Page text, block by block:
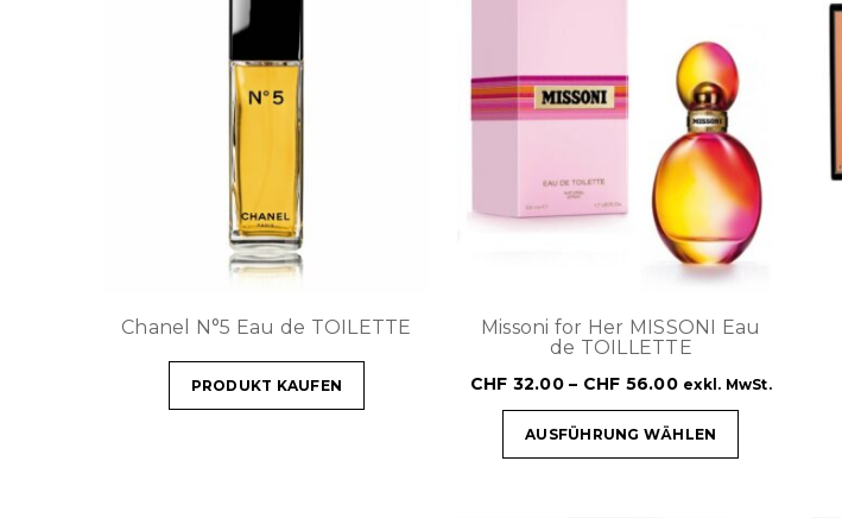
Chanel N°5 Eau de TOILETTE
PRODUKT KAUFEN
Missoni for Her MISSONI Eau
de TOILLETTE
CHF 32.00– CHF 56.00 exkl. MwSt.
AUSFÜHRUNG WÄHLEN